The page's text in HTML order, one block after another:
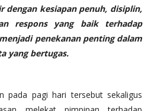
dengan kesiapan penuh, disiplin,
respons yang baik terhadap
penekanan penting dalam
yang bertugas.
pada pagi hari tersebut sekaligus